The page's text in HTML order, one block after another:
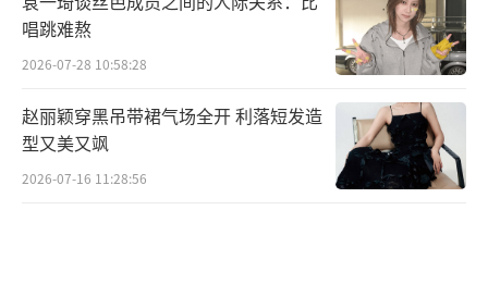
唱跳难熬
2026-07-28 10:58:28
赵丽颖穿黑吊带裙气场全开 利落短发造
型又美又飒
2026-07-16 11:28:56